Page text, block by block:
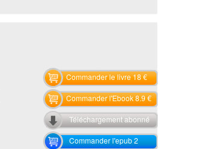
Commander le livre 18 €
Commander l'Ebook 8.9 €
Téléchargement abonné
Commander l'epub 2